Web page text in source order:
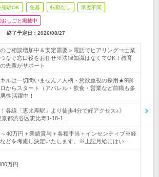
経験OK 急募 転勤なし 学歴不問
おしごと掲載中
終了予定日： 2026/08/27
のご相談増加中＆安定需要＞電話でヒアリング⇒士業
なぐ窓口役をお任せ※法律知識はなくてOK！教育
先輩がサポート
ルは一切問いません／人柄・意欲重視の採用★9割
からスタート（アパレル・飲食・営業など前職も多
性活躍中！
！各線「恵比寿駅」より徒歩4分で好アクセス♪》
京都渋谷区恵比寿1-18-1…
～40万円＋業績賞与＋各種手当＋インセンティブ※経
どを考慮し決定いたします。※上記月給にはい…
万円